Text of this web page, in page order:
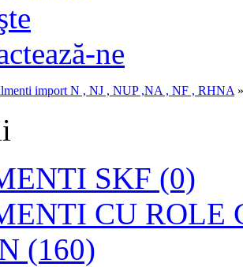
ne
import N , NJ , NUP ,NA , NF , RHNA
SKF (0)
CU ROLE
(160)